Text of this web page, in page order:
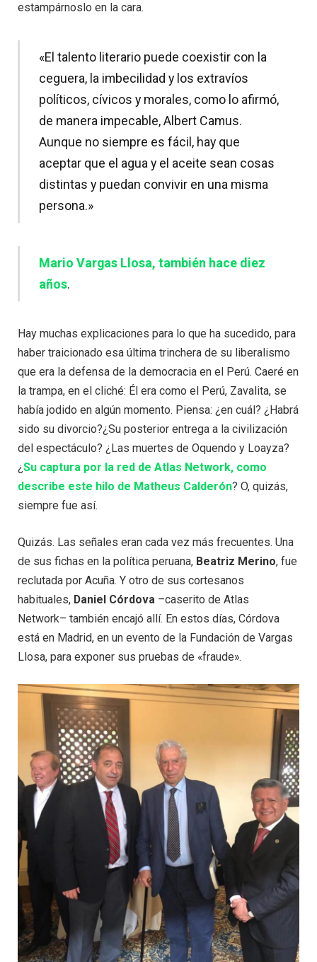
estampárnoslo en la cara.
«El talento literario puede coexistir con la
ceguera, la imbecilidad y los extravíos
políticos, cívicos y morales, como lo afirmó,
de manera impecable, Albert Camus.
Aunque no siempre es fácil, hay que
aceptar que el agua y el aceite sean cosas
distintas y puedan convivir en una misma
persona.»
Mario Vargas Llosa, también hace diez
años.
Hay muchas explicaciones para lo que ha sucedido, para
haber traicionado esa última trinchera de su liberalismo
que era la defensa de la democracia en el Perú. Caeré en
la trampa, en el cliché: Él era como el Perú, Zavalita, se
había jodido en algún momento. Piensa: ¿en cuál? ¿Habrá
sido su divorcio?¿Su posterior entrega a la civilización
del espectáculo? ¿Las muertes de Oquendo y Loayza?
¿Su captura por la red de Atlas Network, como
describe este hilo de Matheus Calderón? O, quizás,
siempre fue así.
Quizás. Las señales eran cada vez más frecuentes. Una
de sus fichas en la política peruana, Beatriz Merino, fue
reclutada por Acuña. Y otro de sus cortesanos
habituales, Daniel Córdova –caserito de Atlas
Network– también encajó allí. En estos días, Córdova
está en Madrid, en un evento de la Fundación de Vargas
Llosa, para exponer sus pruebas de «fraude».